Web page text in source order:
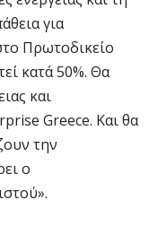
για
Πρωτοδικείο
κατά 50%. Θα
και
Greece. Και θα
την
ο